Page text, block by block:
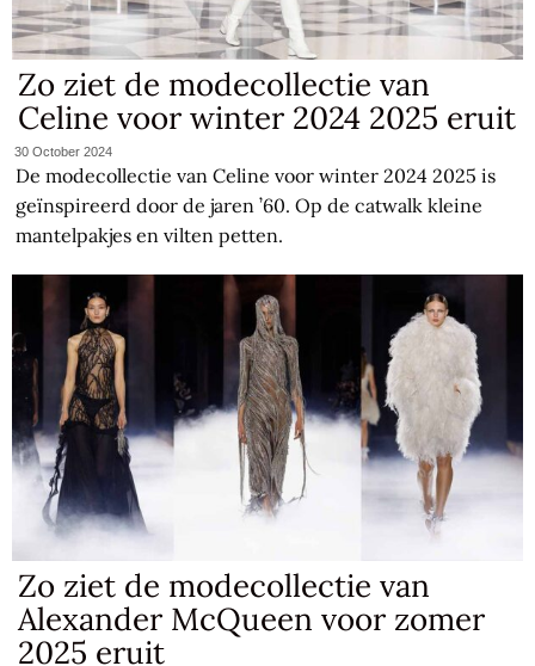
Zo ziet de modecollectie van
Celine voor winter 2024 2025 eruit
30 October 2024
De modecollectie van Celine voor winter 2024 2025 is
geïnspireerd door de jaren ’60. Op de catwalk kleine
mantelpakjes en vilten petten.
Zo ziet de modecollectie van
Alexander McQueen voor zomer
2025 eruit